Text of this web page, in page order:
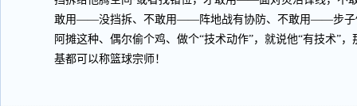
敢用——没挡拆、不敢用——阵地战有协防、不敢用——步子
阿摊这种、偶尔偷个鸡、做个“技术动作”，就说他“有技术”
基都可以称篮球宗师！